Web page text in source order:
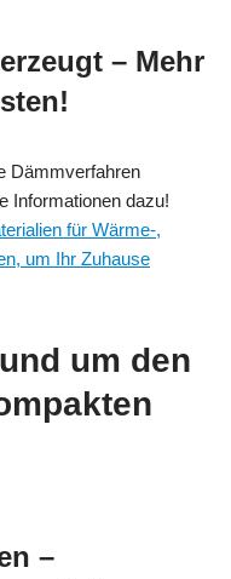
– Mehr
Dämmverfahren
Informationen dazu!
für Wärme-,
um Ihr Zuhause
um den
–